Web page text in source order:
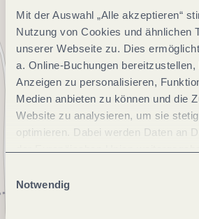
Mit der Auswahl „Alle akzeptieren“
Nutzung von Cookies und ähnlichen
unserer Webseite zu. Dies
a. Online-Buchungen bereitzustellen,
Anzeigen zu personalisieren,
Medien anbieten zu können und die
Website zu analysieren, um sie
optimieren. Dabei werden Daten an
jederzeit widerrufen werden. Mit der
ablehnen" kann es zu
Notwendig